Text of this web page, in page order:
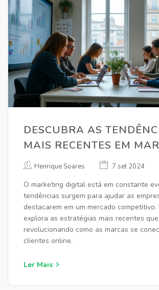
DESCUBRA AS
MAIS RECENTES EM
DIGITAL
Henrique Soares 7 set 2024
O marketing digital está em constante
tendências surgem para ajudar as
destacarem em um mercado
explora as estratégias mais recentes
revolucionando como as marcas se
clientes online.
Ler Mais